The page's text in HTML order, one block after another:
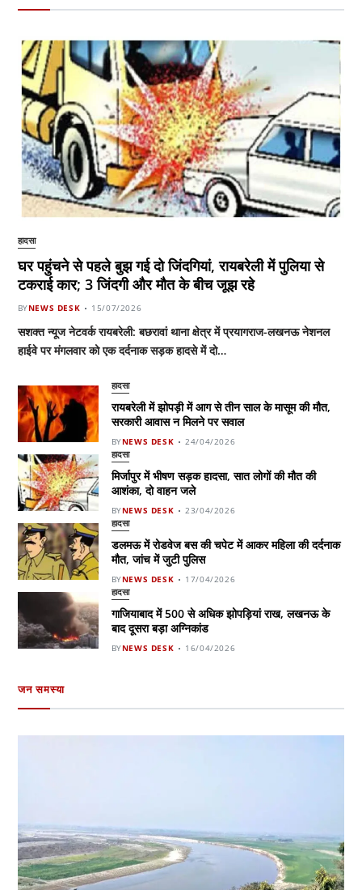
हादसा
घर पहुंचने से पहले बुझ गई दो जिंदगियां, रायबरेली में पुलिया से
टकराई कार; 3 जिंदगी और मौत के बीच जूझ रहे
BYNEWS DESK 15/07/2026
सशक्त न्यूज नेटवर्क रायबरेली: बछरावां थाना क्षेत्र में प्रयागराज-लखनऊ नेशनल
हाईवे पर मंगलवार को एक दर्दनाक सड़क हादसे में दो…
हादसा
रायबरेली में झोपड़ी में आग से तीन साल के मासूम की मौत,
सरकारी आवास न मिलने पर सवाल
BYNEWS DESK 24/04/2026
हादसा
मिर्जापुर में भीषण सड़क हादसा, सात लोगों की मौत की
आशंका, दो वाहन जले
BYNEWS DESK 23/04/2026
हादसा
डलमऊ में रोडवेज बस की चपेट में आकर महिला की दर्दनाक
मौत, जांच में जुटी पुलिस
BYNEWS DESK 17/04/2026
हादसा
गाजियाबाद में 500 से अधिक झोपड़ियां राख, लखनऊ के
बाद दूसरा बड़ा अग्निकांड
BYNEWS DESK 16/04/2026
जन समस्या